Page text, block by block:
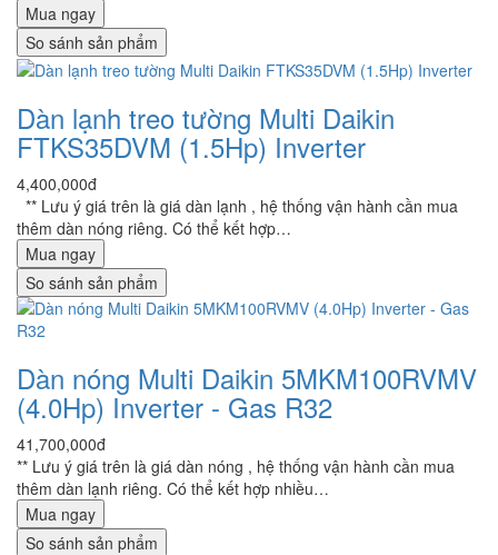
Mua ngay
So sánh sản phẩm
Dàn lạnh treo tường Multi Daikin
FTKS35DVM (1.5Hp) Inverter
4,400,000đ
** Lưu ý giá trên là giá dàn lạnh , hệ thống vận hành cần mua
thêm dàn nóng riêng. Có thể kết hợp…
Mua ngay
So sánh sản phẩm
Dàn nóng Multi Daikin 5MKM100RVMV
(4.0Hp) Inverter - Gas R32
41,700,000đ
** Lưu ý giá trên là giá dàn nóng , hệ thống vận hành cần mua
thêm dàn lạnh riêng. Có thể kết hợp nhiều…
Mua ngay
So sánh sản phẩm